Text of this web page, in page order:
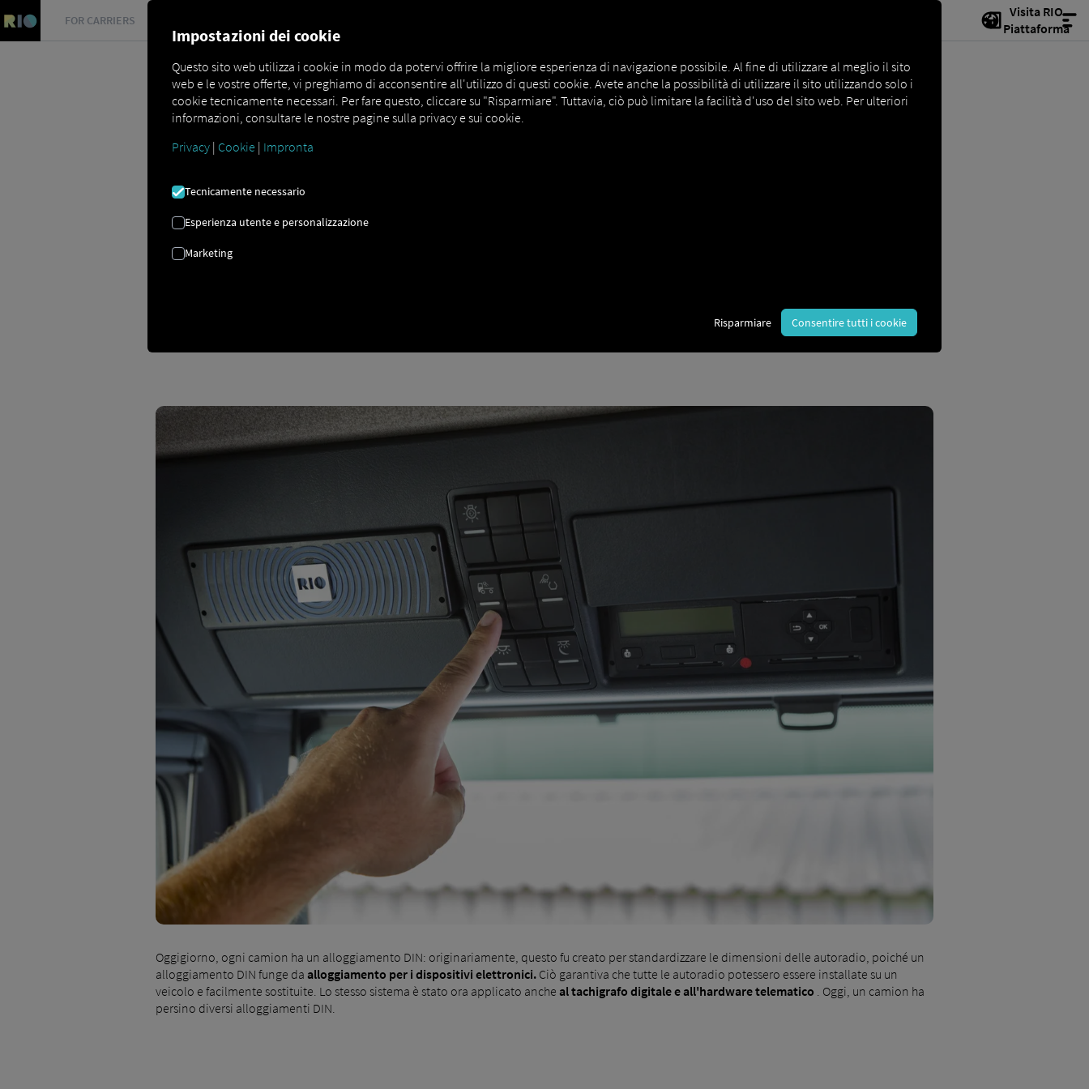
FOR CARRIERS
Visita RIO
Piattaforma
ALBERO DIN
Oggigiorno, ogni camion ha un alloggiamento DIN: originariamente, questo fu creato per standardizzare le dimensioni delle autoradio, poiché un
alloggiamento DIN funge da alloggiamento per i dispositivi elettronici. Ciò garantiva che tutte le autoradio potessero essere installate su un
veicolo e facilmente sostituite. Lo stesso sistema è stato ora applicato anche al tachigrafo digitale e all'hardware telematico . Oggi, un camion ha
persino diversi alloggiamenti DIN.
Impostazioni dei cookie
Questo sito web utilizza i cookie in modo da potervi offrire la migliore esperienza di navigazione possibile. Al fine di utilizzare al meglio il sito
web e le vostre offerte, vi preghiamo di acconsentire all'utilizzo di questi cookie. Avete anche la possibilità di utilizzare il sito utilizzando solo i
cookie tecnicamente necessari. Per fare questo, cliccare su "Risparmiare". Tuttavia, ciò può limitare la facilità d'uso del sito web. Per ulteriori
informazioni, consultare le nostre pagine sulla privacy e sui cookie.
Privacy | Cookie | Impronta
Tecnicamente necessario
Esperienza utente e personalizzazione
Marketing
Risparmiare Consentire tutti i cookie